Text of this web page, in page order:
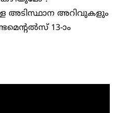
അടിസ്ഥാന അറിവുകളും
13-ാം